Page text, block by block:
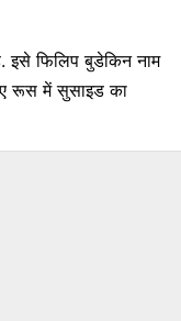
इसे फिलिप बुडेकिन नाम
रूस में सुसाइड का